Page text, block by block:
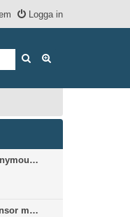
Logga in
Sök
m…